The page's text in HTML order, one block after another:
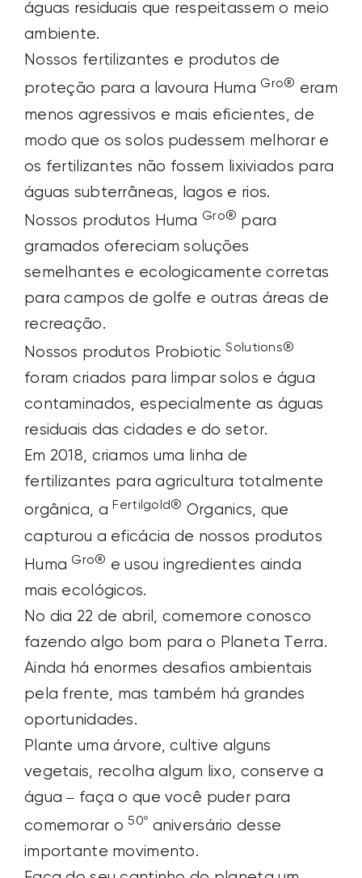
águas residuais que respeitassem o meio
ambiente.
Nossos fertilizantes e produtos de
proteção para a lavoura Huma Gro® eram
menos agressivos e mais eficientes, de
modo que os solos pudessem melhorar e
os fertilizantes não fossem lixiviados para
águas subterrâneas, lagos e rios.
Nossos produtos Huma Gro® para
gramados ofereciam soluções
semelhantes e ecologicamente corretas
para campos de golfe e outras áreas de
recreação.
Nossos produtos ProbioticSolutions®
foram criados para limpar solos e água
contaminados, especialmente as águas
residuais das cidades e do setor.
Em 2018, criamos uma linha de
fertilizantes para agricultura totalmente
orgânica, aFertilgold® Organics, que
capturou a eficácia de nossos produtos
Huma Gro® e usou ingredientes ainda
mais ecológicos.
No dia 22 de abril, comemore conosco
fazendo algo bom para o Planeta Terra.
Ainda há enormes desafios ambientais
pela frente, mas também há grandes
oportunidades.
Plante uma árvore, cultive alguns
vegetais, recolha algum lixo, conserve a
água – faça o que você puder para
comemorar o50º aniversário desse
importante movimento.